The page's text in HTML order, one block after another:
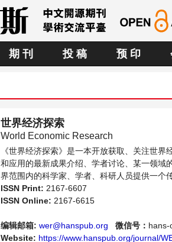
期 刊 投 稿 预 印
世界经济探索
World Economic Research
《世界经济探索》是一本开放获取、关注世
和应用的最新成果介绍、学者讨论、某一领域
界范围内的科学家、学者、科研人员提供一个
ISSN Print: 2167-6607
ISSN Online: 2167-6615
编辑邮箱: wer@hanspub.org 微信号： hans-
Website: https://www.hanspub.org/journal/